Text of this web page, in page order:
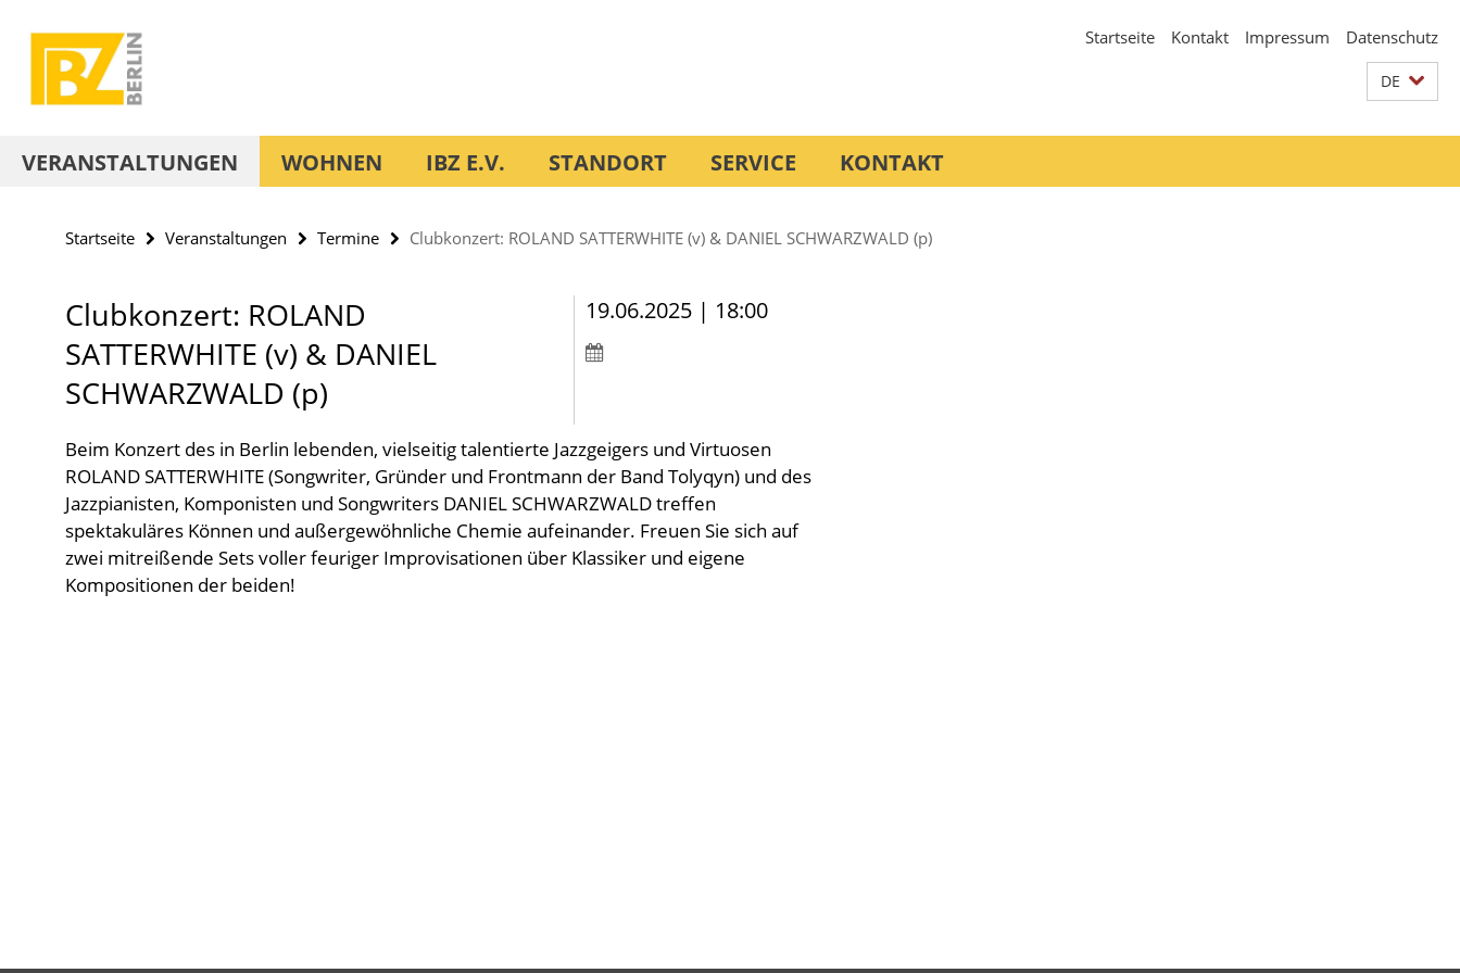
direkt
Service-
Navigation
Startseite Kontakt Impressum Datenschutz
DE
VERANSTALTUNGEN WOHNEN IBZ E.V. STANDORT SERVICE KONTAKT
Startseite Veranstaltungen Termine Clubkonzert: ROLAND SATTERWHITE (v) & DANIEL SCHWARZWALD (p)
Clubkonzert: ROLAND
SATTERWHITE (v) & DANIEL
SCHWARZWALD (p)
19.06.2025 | 18:00
Beim Konzert des in Berlin lebenden, vielseitig talentierte Jazzgeigers und Virtuosen
ROLAND SATTERWHITE (Songwriter, Gründer und Frontmann der Band Tolyqyn) und des
Jazzpianisten, Komponisten und Songwriters DANIEL SCHWARZWALD treffen
spektakuläres Können und außergewöhnliche Chemie aufeinander. Freuen Sie sich auf
zwei mitreißende Sets voller feuriger Improvisationen über Klassiker und eigene
Kompositionen der beiden!